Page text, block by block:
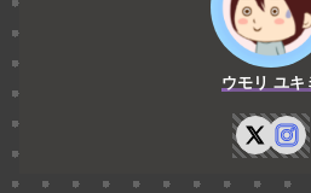
ウモリ ユキ